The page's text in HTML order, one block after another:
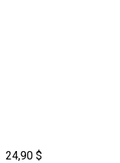
24,90 $